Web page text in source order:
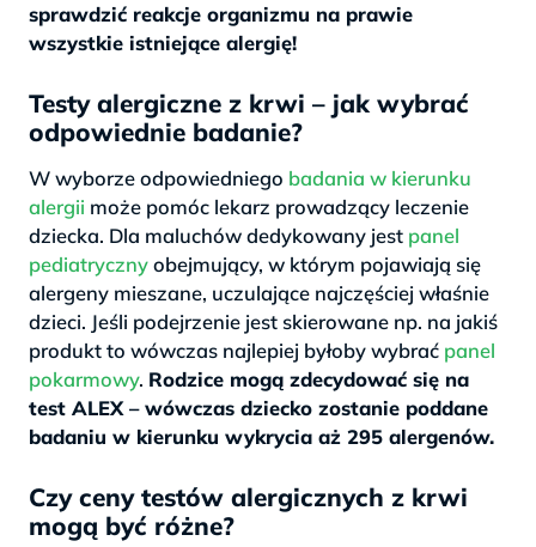
sprawdzić reakcje organizmu na prawie
wszystkie istniejące alergię!
Testy alergiczne z krwi – jak wybrać
odpowiednie badanie?
W wyborze odpowiedniego badania w kierunku
alergii może pomóc lekarz prowadzący leczenie
dziecka. Dla maluchów dedykowany jest panel
pediatrycznyobejmujący, w którym pojawiają się
alergeny mieszane, uczulające najczęściej właśnie
dzieci. Jeśli podejrzenie jest skierowane np. na jakiś
produkt to wówczas najlepiej byłoby wybrać panel
pokarmowy. Rodzice mogą zdecydować się na
test ALEX – wówczas dziecko zostanie poddane
badaniu w kierunku wykrycia aż 295 alergenów.
Czy ceny testów alergicznych z krwi
mogą być różne?